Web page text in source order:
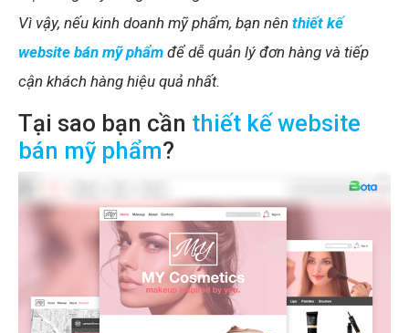
Vì vậy, nếu kinh doanh mỹ phẩm, bạn nên thiết kế
website bán mỹ phẩm để dễ quản lý đơn hàng và tiếp
cận khách hàng hiệu quả nhất.
Tại sao bạn cần thiết kế website
bán mỹ phẩm?